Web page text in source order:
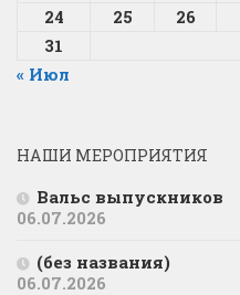
24
25 26
31
« Июл
НАШИ МЕРОПРИЯТИЯ
Вальс выпускников
06.07.2026
(без названия)
06.07.2026